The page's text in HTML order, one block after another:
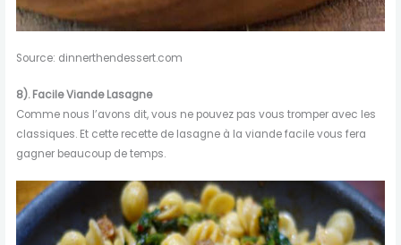
Source: dinnerthendessert.com
8).FacileViandeLasagne
Comme nous l’avons dit, vous ne pouvez pas vous tromper avec les
classiques. Et cette recette de lasagne à la viande facile vous fera
gagner beaucoup de temps.